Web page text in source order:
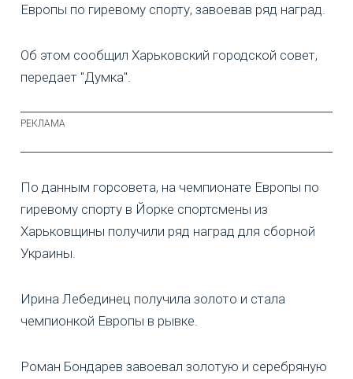
Европы по гиревому спорту, завоевав ряд наград.
Об этом сообщил Харьковский городской совет,
передает "Думка".
По данным горсовета, на чемпионате Европы по
гиревому спорту в Йорке спортсмены из
Харьковщины получили ряд наград для сборной
Украины.
Ирина Лебединец получила золото и стала
чемпионкой Европы в рывке.
Роман Бондарев завоевал золотую и серебряную